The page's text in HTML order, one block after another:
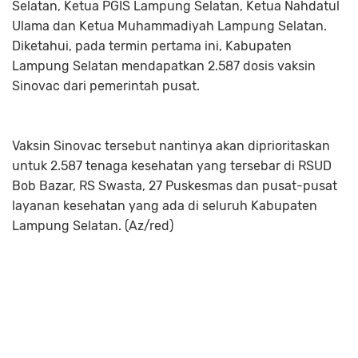
Selatan, Ketua PGIS Lampung Selatan, Ketua Nahdatul
Ulama dan Ketua Muhammadiyah Lampung Selatan.
Diketahui, pada termin pertama ini, Kabupaten
Lampung Selatan mendapatkan 2.587 dosis vaksin
Sinovac dari pemerintah pusat.
Vaksin Sinovac tersebut nantinya akan diprioritaskan
untuk 2.587 tenaga kesehatan yang tersebar di RSUD
Bob Bazar, RS Swasta, 27 Puskesmas dan pusat-pusat
layanan kesehatan yang ada di seluruh Kabupaten
Lampung Selatan. (Az/red)